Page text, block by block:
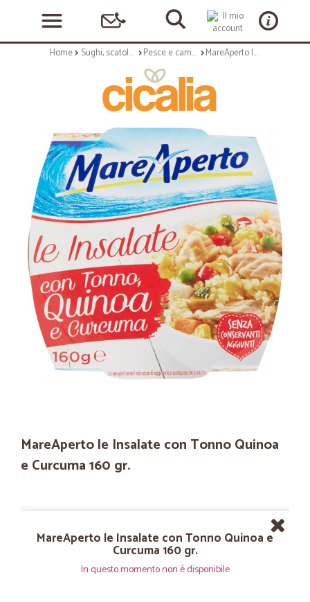
Home Sughi, scatolame e condimenti Pesce e carne in scatola MareAperto le Insalate con Tonno Quinoa e Curcuma 160 gr.
MareAperto le Insalate con Tonno Quinoa
e Curcuma 160 gr.
MareAperto le Insalate con Tonno Quinoa e
Curcuma 160 gr.
In questo momento non è disponibile